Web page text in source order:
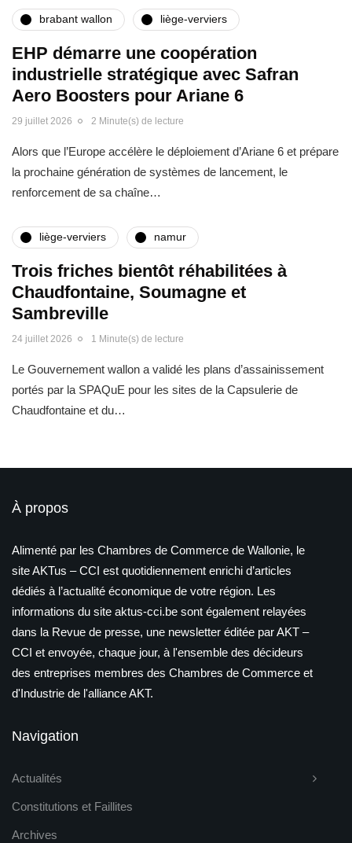
brabant wallon liège-verviers
EHP démarre une coopération
industrielle stratégique avec Safran
Aero Boosters pour Ariane 6
29 juillet 2026 2 Minute(s) de lecture
Alors que l’Europe accélère le déploiement d’Ariane 6 et prépare
la prochaine génération de systèmes de lancement, le
renforcement de sa chaîne…
liège-verviers namur
Trois friches bientôt réhabilitées à
Chaudfontaine, Soumagne et
Sambreville
24 juillet 2026 1 Minute(s) de lecture
Le Gouvernement wallon a validé les plans d’assainissement
portés par la SPAQuE pour les sites de la Capsulerie de
Chaudfontaine et du…
À propos
Alimenté par les Chambres de Commerce de Wallonie, le
site AKTus – CCI est quotidiennement enrichi d’articles
dédiés à l’actualité économique de votre région. Les
informations du site aktus-cci.be sont également relayées
dans la Revue de presse, une newsletter éditée par AKT –
CCI et envoyée, chaque jour, à l'ensemble des décideurs
des entreprises membres des Chambres de Commerce et
d'Industrie de l'alliance AKT.
Navigation
Actualités
Constitutions et Faillites
Archives